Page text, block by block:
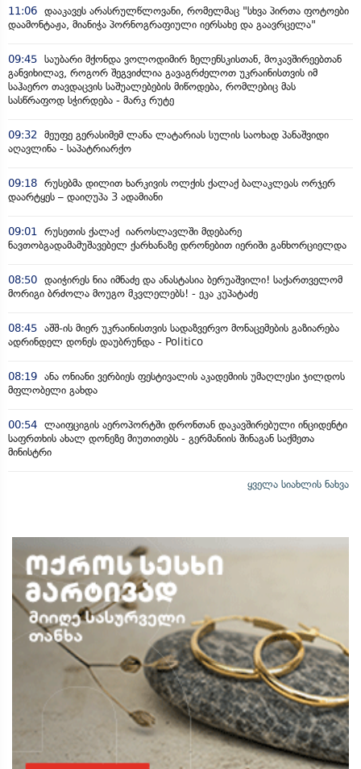
11:06 დააკავეს არასრულწლოვანი, რომელმაც "სხვა პირთა ფოტოები
დაამონტაჟა, მიანიჭა პორნოგრაფიული იერსახე და გაავრცელა"
09:45 საუბარი მქონდა ვოლოდიმირ ზელენსკისთან, მოკავშირეებთან
განვიხილავ, როგორ შეგვიძლია გავაგრძელოთ უკრაინისთვის იმ
საჰაერო თავდაცვის საშუალებების მიწოდება, რომლებიც მას
სასწრაფოდ სჭირდება - მარკ რუტე
09:32 მეუფე გერასიმემ ლანა ლატარიას სულის საოხად პანაშვიდი
აღავლინა - საპატრიარქო
09:18 რუსებმა დილით ხარკივის ოლქის ქალაქ ბალაკლეას ორჯერ
დაარტყეს – დაიღუპა 3 ადამიანი
09:01 რუსეთის ქალაქ იაროსლავლში მდებარე
ნავთობგადამამუშავებელ ქარხანაზე დრონებით იერიში განხორციელდა
08:50 დაიჭირეს ნია იმნაძე და ანასტასია ბერუაშვილი! საქართველომ
მორიგი ბრძოლა მოუგო მკვლელებს! - ეკა კუპატაძე
08:45 აშშ-ის მიერ უკრაინისთვის სადაზვერვო მონაცემების გაზიარება
ადრინდელ დონეს დაუბრუნდა - Politico
08:19 ანა ონიანი ვერბიეს ფესტივალის აკადემიის უმაღლესი ჯილდოს
მფლობელი გახდა
00:54 ლაიფციგის აეროპორტში დრონთან დაკავშირებული ინციდენტი
საფრთხის ახალ დონეზე მიუთითებს - გერმანიის შინაგან საქმეთა
მინისტრი
ყველა სიახლის ნახვა